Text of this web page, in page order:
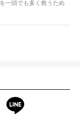
一頭でも多く救うため